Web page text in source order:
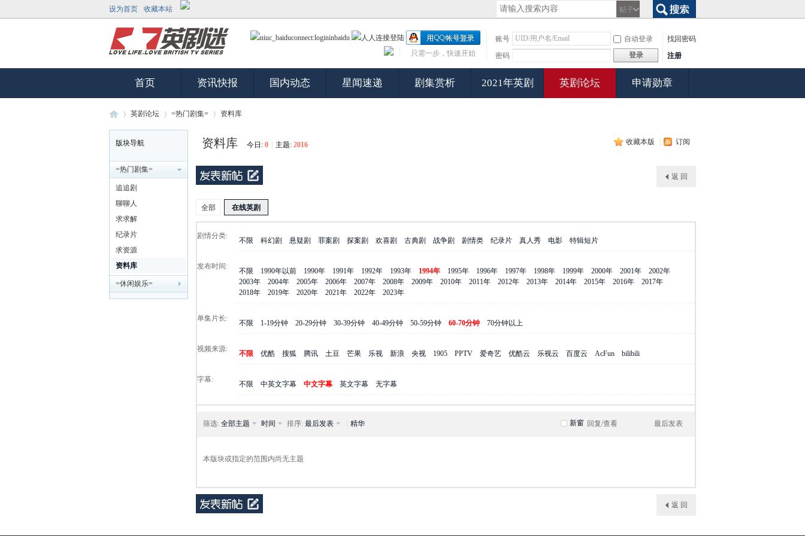
设为首页 收藏本站
帖子
账号
自动登录
找回密码
密码
登录 注册
只需一步，快速开始
首页 资讯快报 国内动态 星闻速递 剧集赏析 2021年英剧 英剧论坛 申请勋章
剧
»
英剧论坛 =热门剧集=
›
资料库
版块导航
=热门剧集=
追追剧
聊聊人
求求解
纪录片
求资源
资料库
=休闲娱乐=
收藏本版 订阅
资料库 今日: 0 主题: 2016
返 回
全部 在线英剧
剧情分类:
不限 科幻剧 悬疑剧 罪案剧 探案剧 欢喜剧 古典剧 战争剧 剧情类 纪录片 真人秀 电影 特辑短片
发布时间:
不限 1990年以前 1990年 1991年 1992年 1993年 1994年 1995年 1996年 1997年 1998年 1999年 2000年 2001年
2002年
2003年
2004年 2005年 2006年 2007年 2008年 2009年 2010年 2011年 2012年 2013年 2014年 2015年 2016年
2017年
2018年
2019年 2020年 2021年 2022年 2023年
单集片长:
不限 1-19分钟 20-29分钟 30-39分钟 40-49分钟 50-59分钟 60-70分钟 70分钟以上
视频来源:
不限 优酷 搜狐 腾讯 土豆 芒果 乐视 新浪 央视 1905 PPTV 爱奇艺 优酷云 乐视云 百度云 AcFun bilibili
字幕:
不限 中英文字幕 中文字幕 英文字幕 无字幕
新窗
筛选: 全部主题 时间 排序: 最后发表 精华 回复/查看 最后发表
本版块或指定的范围内尚无主题
返 回